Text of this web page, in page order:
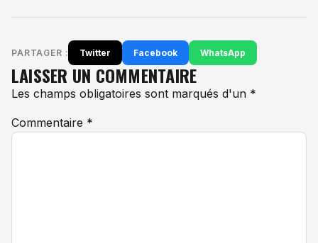
PARTAGER : Twitter Facebook WhatsApp
LAISSER UN COMMENTAIRE
Les champs obligatoires sont marqués d'un *
Commentaire *